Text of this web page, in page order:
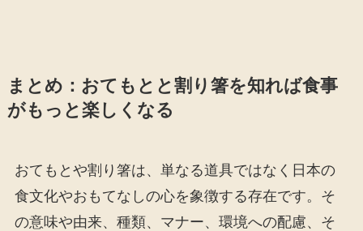
まとめ：おてもとと割り箸を知れば食事
がもっと楽しくなる
おてもとや割り箸は、単なる道具ではなく日本の
食文化やおもてなしの心を象徴する存在です。そ
の意味や由来、種類、マナー、環境への配慮、そ